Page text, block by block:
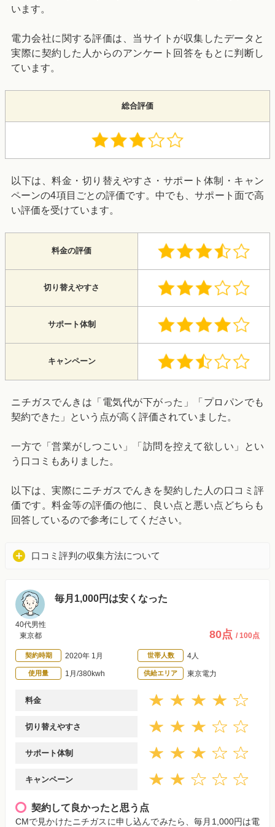
います。
電力会社に関する評価は、当サイトが収集したデータと
実際に契約した人からのアンケート回答をもとに判断し
ています。
総合評価
以下は、料金・切り替えやすさ・サポート体制・キャン
ペーンの4項目ごとの評価です。中でも、サポート面で高
い評価を受けています。
料金の評価
切り替えやすさ
サポート体制
キャンペーン
ニチガスでんきは「電気代が下がった」「プロパンでも
契約できた」という点が高く評価されていました。
一方で「営業がしつこい」「訪問を控えて欲しい」とい
う口コミもありました。
以下は、実際にニチガスでんきを契約した人の口コミ評
価です。料金等の評価の他に、良い点と悪い点どちらも
回答しているので参考にしてください。
口コミ評判の収集方法について
毎月1,000円は安くなった
40代男性
東京都
80点 / 100点
契約時期 2020年 1月 世帯人数 4人
使用量 1月/380kwh 供給エリア 東京電力
料金
切り替えやすさ
サポート体制
キャンペーン
契約して良かったと思う点
CMで見かけたニチガスに申し込んでみたら、毎月1,000円は電